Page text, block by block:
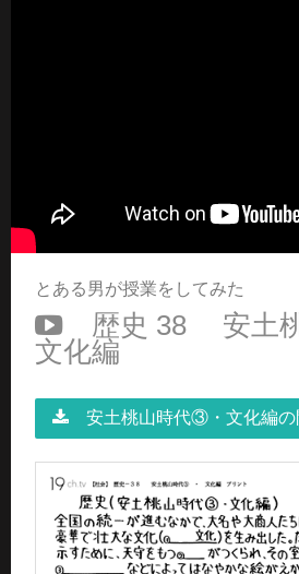
とある男が授業をしてみた
歴史 38 安土
文化編
安土桃山時代③・文化編